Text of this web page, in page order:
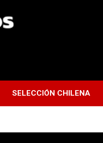
SELECCIÓN CHILENA